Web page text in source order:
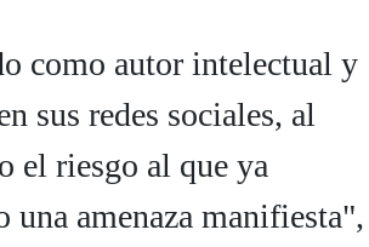
como autor intelectual y
sus redes sociales, al
el riesgo al que ya
una amenaza manifiesta",